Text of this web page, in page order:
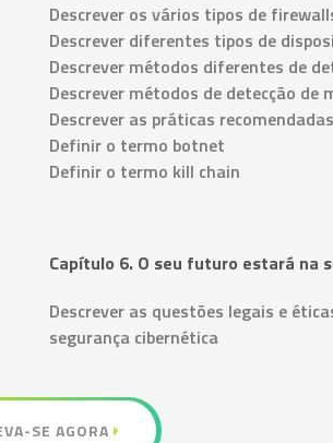
Descrever os vários tipos de
Descrever diferentes tipos de
Descrever métodos diferentes de
Descrever métodos de detecção de
Descrever as práticas
Definir o termo botnet
Definir o termo kill chain
Capítulo 6. O seu futuro estará na
Descrever as questões legais e
segurança cibernética
SE AGORA